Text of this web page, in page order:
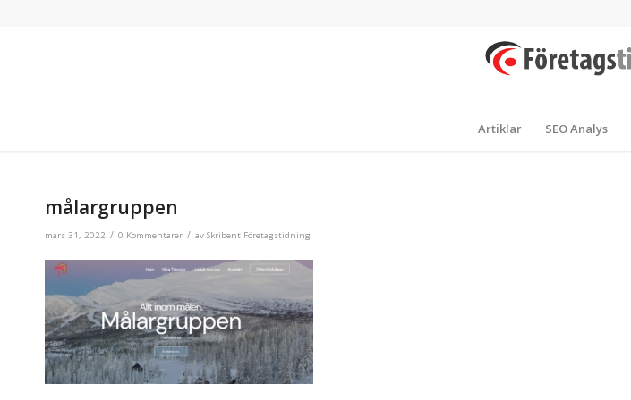
Artiklar SEO Analys
målargruppen
mars 31, 2022 / 0 Kommentarer / av Skribent Företagstidning